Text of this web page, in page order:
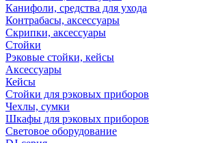
Канифоли, средства для ухода
Контрабасы, аксессуары
Скрипки, аксессуары
Стойки
Рэковые стойки, кейсы
Аксессуары
Кейсы
Стойки для рэковых приборов
Чехлы, сумки
Шкафы для рэковых приборов
Световое оборудование